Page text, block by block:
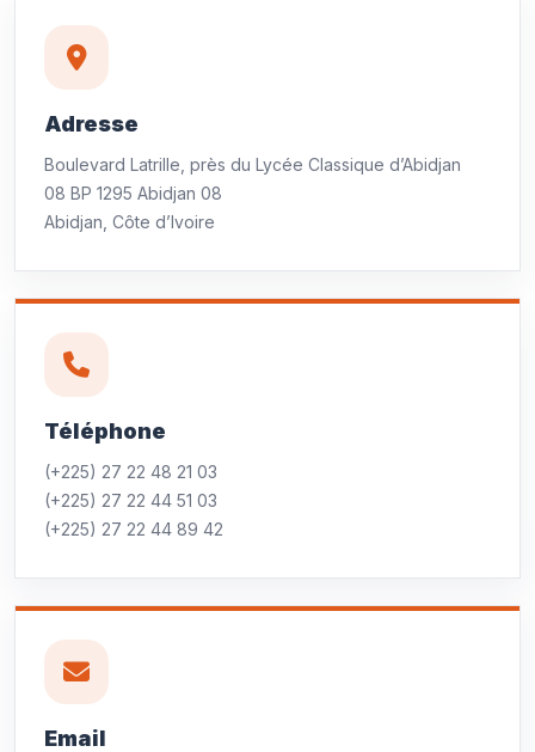
Adresse
Boulevard Latrille, près du Lycée Classique d’Abidjan
08 BP 1295 Abidjan 08
Abidjan, Côte d’Ivoire
Téléphone
(+225) 27 22 48 21 03
(+225) 27 22 44 51 03
(+225) 27 22 44 89 42
Email